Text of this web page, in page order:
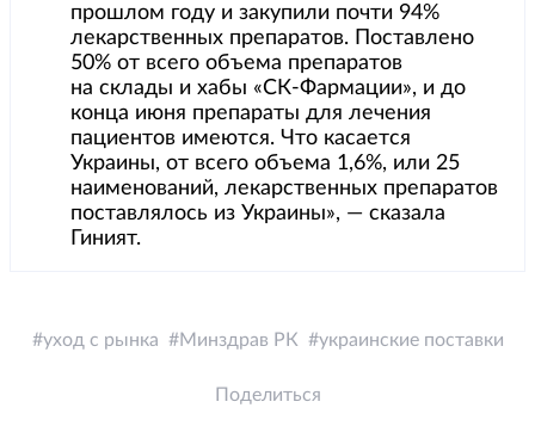
прошлом году и закупили почти 94%
лекарственных препаратов. Поставлено
50% от всего объема препаратов
на склады и хабы «СК-Фармации», и до
конца июня препараты для лечения
пациентов имеются. Что касается
Украины, от всего объема 1,6%, или 25
наименований, лекарственных препаратов
поставлялось из Украины», — сказала
Гиният.
уход с рынка Минздрав РК украинские поставки
Поделиться